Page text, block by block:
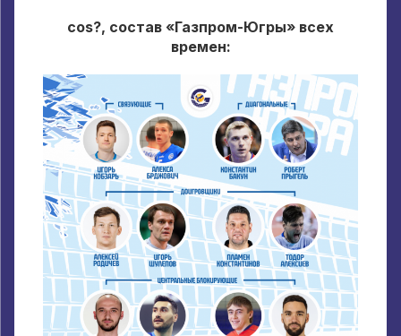
cos?, состав «Газпром-Югры» всех
времен: